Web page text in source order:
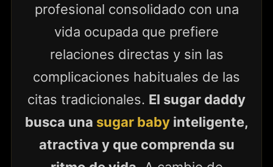
profesional consolidado con una
vida ocupada que prefiere
relaciones directas y sin las
complicaciones habituales de las
citas tradicionales. El sugar daddy
busca una sugar babyinteligente,
atractiva y que comprenda su